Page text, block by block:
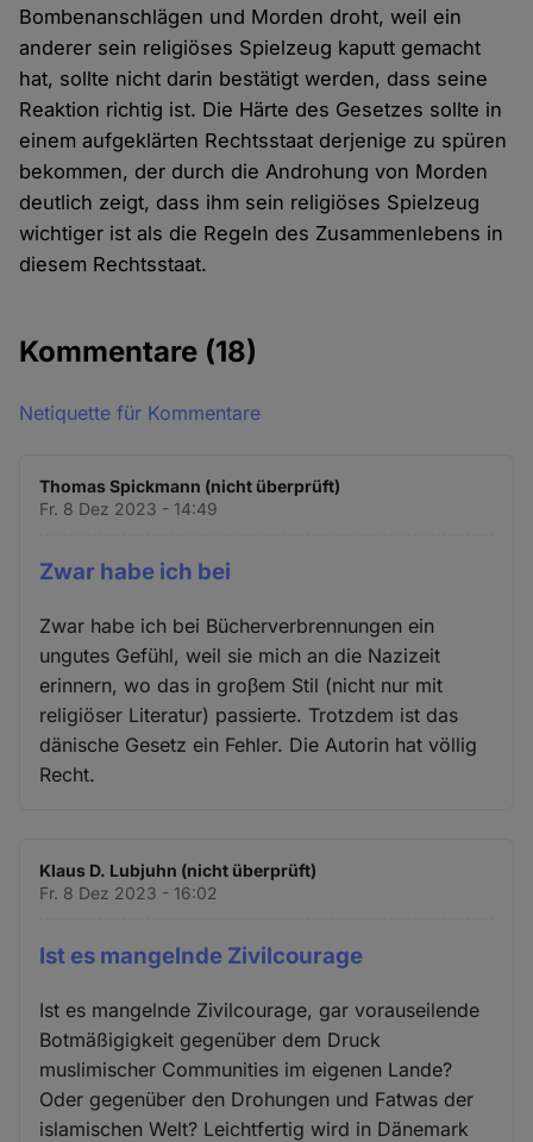
Bombenanschlägen und Morden droht, weil ein
anderer sein religiöses Spielzeug kaputt gemacht
hat, sollte nicht darin bestätigt werden, dass seine
Reaktion richtig ist. Die Härte des Gesetzes sollte in
einem aufgeklärten Rechtsstaat derjenige zu spüren
bekommen, der durch die Androhung von Morden
deutlich zeigt, dass ihm sein religiöses Spielzeug
wichtiger ist als die Regeln des Zusammenlebens in
diesem Rechtsstaat.
Kommentare (18)
Netiquette für Kommentare
Thomas Spickmann (nicht überprüft)
Fr. 8 Dez 2023 - 14:49
Zwar habe ich bei
Zwar habe ich bei Bücherverbrennungen ein
ungutes Gefühl, weil sie mich an die Nazizeit
erinnern, wo das in groβem Stil (nicht nur mit
religiöser Literatur) passierte. Trotzdem ist das
dänische Gesetz ein Fehler. Die Autorin hat völlig
Recht.
Klaus D. Lubjuhn (nicht überprüft)
Fr. 8 Dez 2023 - 16:02
Ist es mangelnde Zivilcourage
Ist es mangelnde Zivilcourage, gar vorauseilende
Botmäßigigkeit gegenüber dem Druck
muslimischer Communities im eigenen Lande?
Oder gegenüber den Drohungen und Fatwas der
islamischen Welt? Leichtfertig wird in Dänemark